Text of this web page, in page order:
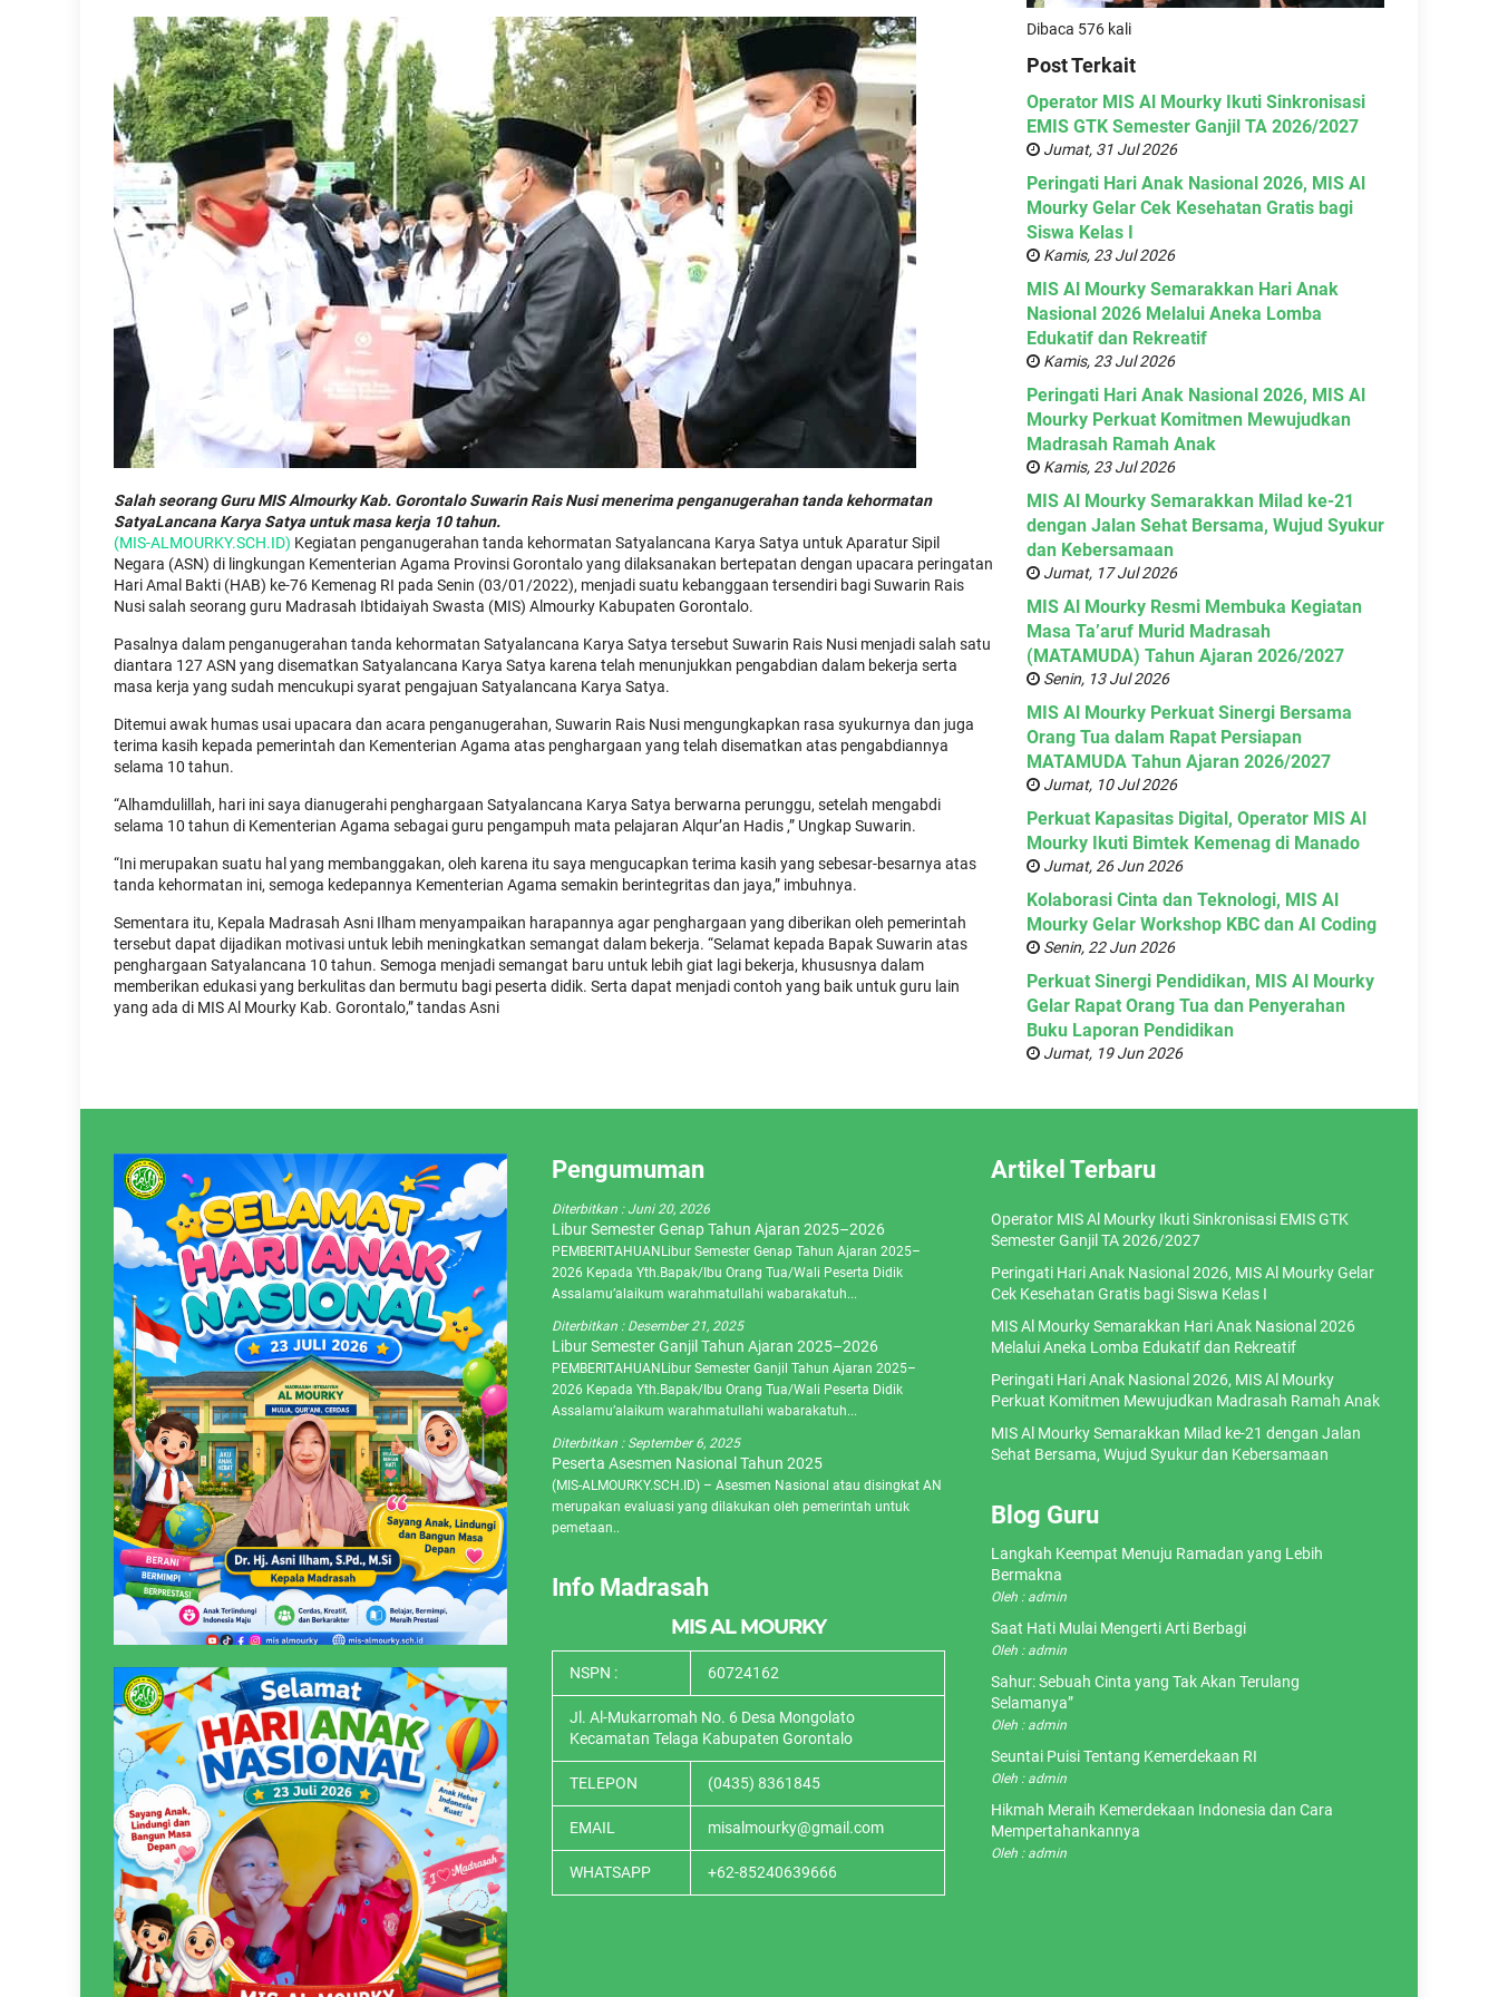
Salah seorang Guru MIS Almourky Kab. Gorontalo Suwarin Rais Nusi menerima penganugerahan tanda kehormatan
SatyaLancana Karya Satya untuk masa kerja 10 tahun.
(MIS-ALMOURKY.SCH.ID) Kegiatan penganugerahan tanda kehormatan Satyalancana Karya Satya untuk Aparatur Sipil
Negara (ASN) di lingkungan Kementerian Agama Provinsi Gorontalo yang dilaksanakan bertepatan dengan upacara peringatan
Hari Amal Bakti (HAB) ke-76 Kemenag RI pada Senin (03/01/2022), menjadi suatu kebanggaan tersendiri bagi Suwarin Rais
Nusi salah seorang guru Madrasah Ibtidaiyah Swasta (MIS) Almourky Kabupaten Gorontalo.
Pasalnya dalam penganugerahan tanda kehormatan Satyalancana Karya Satya tersebut Suwarin Rais Nusi menjadi salah satu
diantara 127 ASN yang disematkan Satyalancana Karya Satya karena telah menunjukkan pengabdian dalam bekerja serta
masa kerja yang sudah mencukupi syarat pengajuan Satyalancana Karya Satya.
Ditemui awak humas usai upacara dan acara penganugerahan, Suwarin Rais Nusi mengungkapkan rasa syukurnya dan juga
terima kasih kepada pemerintah dan Kementerian Agama atas penghargaan yang telah disematkan atas pengabdiannya
selama 10 tahun.
“Alhamdulillah, hari ini saya dianugerahi penghargaan Satyalancana Karya Satya berwarna perunggu, setelah mengabdi
selama 10 tahun di Kementerian Agama sebagai guru pengampuh mata pelajaran Alqur’an Hadis ,” Ungkap Suwarin.
“Ini merupakan suatu hal yang membanggakan, oleh karena itu saya mengucapkan terima kasih yang sebesar-besarnya atas
tanda kehormatan ini, semoga kedepannya Kementerian Agama semakin berintegritas dan jaya,” imbuhnya.
Sementara itu, Kepala Madrasah Asni Ilham menyampaikan harapannya agar penghargaan yang diberikan oleh pemerintah
tersebut dapat dijadikan motivasi untuk lebih meningkatkan semangat dalam bekerja. “Selamat kepada Bapak Suwarin atas
penghargaan Satyalancana 10 tahun. Semoga menjadi semangat baru untuk lebih giat lagi bekerja, khususnya dalam
memberikan edukasi yang berkulitas dan bermutu bagi peserta didik. Serta dapat menjadi contoh yang baik untuk guru lain
yang ada di MIS Al Mourky Kab. Gorontalo,” tandas Asni
Dibaca 576 kali
Post Terkait
Operator MIS Al Mourky Ikuti Sinkronisasi
EMIS GTK Semester Ganjil TA 2026/2027
Jumat, 31 Jul 2026
Peringati Hari Anak Nasional 2026, MIS Al
Mourky Gelar Cek Kesehatan Gratis bagi
Siswa Kelas I
Kamis, 23 Jul 2026
MIS Al Mourky Semarakkan Hari Anak
Nasional 2026 Melalui Aneka Lomba
Edukatif dan Rekreatif
Kamis, 23 Jul 2026
Peringati Hari Anak Nasional 2026, MIS Al
Mourky Perkuat Komitmen Mewujudkan
Madrasah Ramah Anak
Kamis, 23 Jul 2026
MIS Al Mourky Semarakkan Milad ke-21
dengan Jalan Sehat Bersama, Wujud Syukur
dan Kebersamaan
Jumat, 17 Jul 2026
MIS Al Mourky Resmi Membuka Kegiatan
Masa Ta’aruf Murid Madrasah
(MATAMUDA) Tahun Ajaran 2026/2027
Senin, 13 Jul 2026
MIS Al Mourky Perkuat Sinergi Bersama
Orang Tua dalam Rapat Persiapan
MATAMUDA Tahun Ajaran 2026/2027
Jumat, 10 Jul 2026
Perkuat Kapasitas Digital, Operator MIS Al
Mourky Ikuti Bimtek Kemenag di Manado
Jumat, 26 Jun 2026
Kolaborasi Cinta dan Teknologi, MIS Al
Mourky Gelar Workshop KBC dan AI Coding
Senin, 22 Jun 2026
Perkuat Sinergi Pendidikan, MIS Al Mourky
Gelar Rapat Orang Tua dan Penyerahan
Buku Laporan Pendidikan
Jumat, 19 Jun 2026
Pengumuman
Diterbitkan :Juni 20, 2026
Libur Semester Genap Tahun Ajaran 2025–2026
PEMBERITAHUANLibur Semester Genap Tahun Ajaran 2025–
2026 Kepada Yth.Bapak/Ibu Orang Tua/Wali Peserta Didik
Assalamu’alaikum warahmatullahi wabarakatuh...
Diterbitkan : Desember 21, 2025
Libur Semester Ganjil Tahun Ajaran 2025–2026
PEMBERITAHUANLibur Semester Ganjil Tahun Ajaran 2025–
2026 Kepada Yth.Bapak/Ibu Orang Tua/Wali Peserta Didik
Assalamu’alaikum warahmatullahi wabarakatuh...
Diterbitkan : September 6, 2025
Peserta Asesmen Nasional Tahun 2025
(MIS-ALMOURKY.SCH.ID) – Asesmen Nasional atau disingkat AN
merupakan evaluasi yang dilakukan oleh pemerintah untuk
pemetaan..
Info Madrasah
MIS AL MOURKY
NSPN : 60724162
Jl. Al-Mukarromah No. 6 Desa Mongolato
Kecamatan Telaga Kabupaten Gorontalo
TELEPON (0435) 8361845
EMAIL misalmourky@gmail.com
WHATSAPP +62-85240639666
Artikel Terbaru
Operator MIS Al Mourky Ikuti Sinkronisasi EMIS GTK
Semester Ganjil TA 2026/2027
Peringati Hari Anak Nasional 2026, MIS Al Mourky Gelar
Cek Kesehatan Gratis bagi Siswa Kelas I
MIS Al Mourky Semarakkan Hari Anak Nasional 2026
Melalui Aneka Lomba Edukatif dan Rekreatif
Peringati Hari Anak Nasional 2026, MIS Al Mourky
Perkuat Komitmen Mewujudkan Madrasah Ramah Anak
MIS Al Mourky Semarakkan Milad ke-21 dengan Jalan
Sehat Bersama, Wujud Syukur dan Kebersamaan
Blog Guru
Langkah Keempat Menuju Ramadan yang Lebih
Bermakna
Oleh : admin
Saat Hati Mulai Mengerti Arti Berbagi
Oleh : admin
Sahur: Sebuah Cinta yang Tak Akan Terulang
Selamanya”
Oleh : admin
Seuntai Puisi Tentang Kemerdekaan RI
Oleh : admin
Hikmah Meraih Kemerdekaan Indonesia dan Cara
Mempertahankannya
Oleh : admin